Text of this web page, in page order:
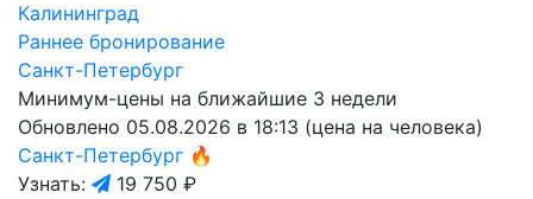
Калининград
Раннее бронирование
Санкт-Петербург
Минимум-цены на ближайшие 3 недели
Обновлено 05.08.2026 в 18:13 (цена на человека)
Санкт-Петербург 🔥
Узнать:
19 750 ₽